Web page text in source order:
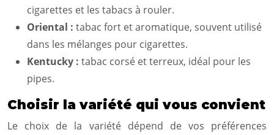
cigarettes et les tabacs à rouler.
Oriental : tabac fort et aromatique, souvent utilisé
dans les mélanges pour cigarettes.
Kentucky : tabac corsé et terreux, idéal pour les
pipes.
Choisir la variété qui vous convient
Le choix de la variété dépend de vos préférences